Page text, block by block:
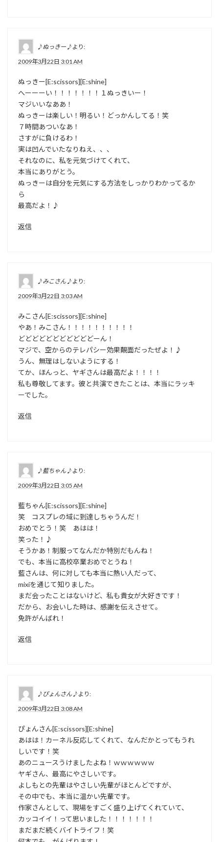
♪ぬっきー♪ より:
2009年3月22日 3:01 AM
ぬっきー[E:scissors][E:shine]
へーーーい！！！！！！！１ぬっきいー！
マジいいなああ！
ぬっきーは楽しい！明るい！どっかんしてる！笑
７時間あついなあ！
さすがに負けるわ！
実は凹んでいたなりねえ、、、
それなのに、私を元気づけてくれて、
本当にありがとう。
ぬっきーは自分を元気にする方法をしっかりわかってるか
ら
最高だよ！♪
返信
♪みこさん♪ より:
2009年3月22日 3:03 AM
みこさん[E:scissors][E:shine]
やあ！みこさん！！！！！！！！！！
どどどどどどどどどどどーん！
マジで、空からのテレパシー効果覿面だったぜよ！♪
うん、無理はしないようにする！
てか、ほんっと、ヤギさんは最高だよ！！！！
私も尊敬してます。彼と共演できたことは、本当にラッキ
ーでした。
返信
♪藍ちゃん♪ より:
2009年3月22日 3:05 AM
藍ちゃん[E:scissors][E:shine]
笑 コスプレの域に到達しちゃうんだ！
おめでとう！笑 あはは！
笑った！♪
そうかあ！制服ってなんだか特別だもんね！
でも、本当に高校卒業おめでとうね！
藍さんは、何に対しても本当に熱い人だって、
mixiを通じて知りました。
まだ会ったことはないけど、私も貴女が大好きです！
だから、お会いした時は、感謝を伝えさせて。
免許がんばれ！
返信
♪ぴょんさん♪ より:
2009年3月22日 3:08 AM
ぴょんさん[E:scissors][E:shine]
あはは！カーネル反応してくれて、なんだかとってもうれ
しいです！笑
あのニュースうけましたよね！ｗｗｗｗｗｗ
ヤギさん、最高にやさしいです。
よしもとの先輩はやさしい先輩がほとんどですが、
その中でも、本当に温かい先輩です。
作家さんとして、現場をすごく盛り上げてくれていて、
カッコイイ！って思いました！！！！！！！
まだまだ続くバイトライフ！笑